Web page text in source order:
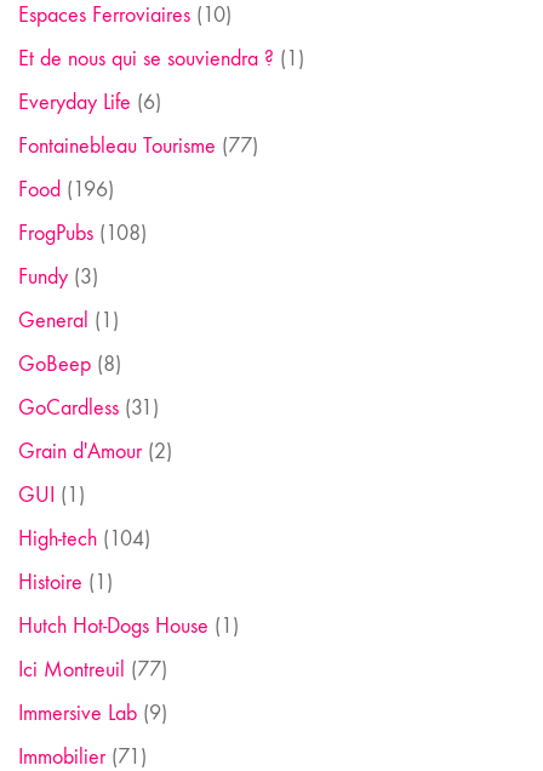
Espaces Ferroviaires (10)
Et de nous qui se souviendra ? (1)
Everyday Life (6)
Fontainebleau Tourisme (77)
Food (196)
FrogPubs (108)
Fundy (3)
General (1)
GoBeep (8)
GoCardless (31)
Grain d'Amour(2)
GUI (1)
High-tech (104)
Histoire (1)
Hutch Hot-Dogs House (1)
Ici Montreuil (77)
Immersive Lab (9)
Immobilier(71)